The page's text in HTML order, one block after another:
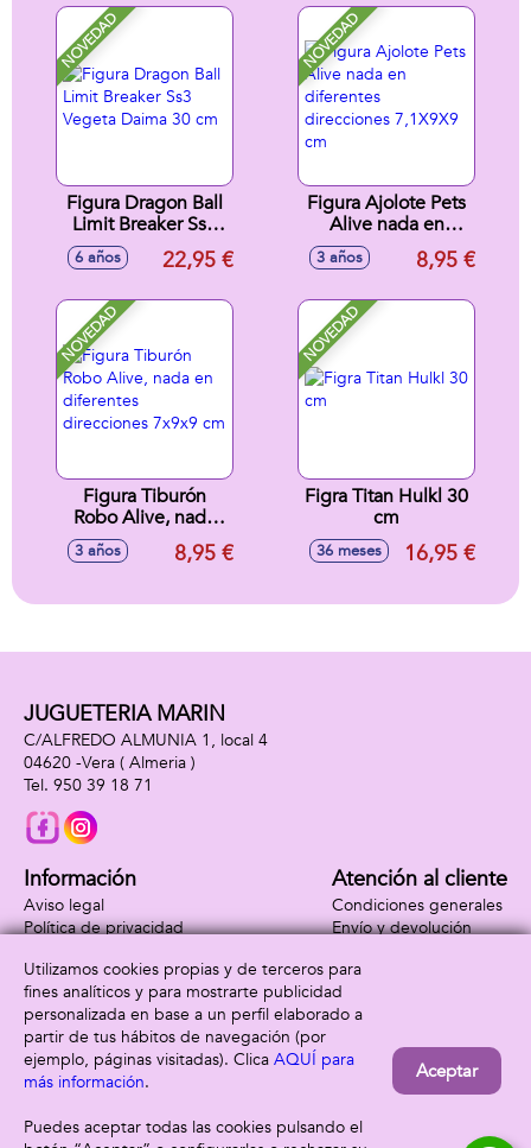
NOVEDAD
Figura Dragon Ball
Limit Breaker Ss3
Vegeta Daima 30
6 años 22,95 €
NOVEDAD
Figura Ajolote Pets
Alive nada en
diferentes
direcciones
3 años 8,95 €
NOVEDAD
Figura Tiburón
Robo Alive, nada
en diferentes
direcciones 7x9x9
3 años 8,95 €
NOVEDAD
Figra Titan Hulkl 30
cm
36 meses 16,95 €
JUGUETERIA MARIN
C/ALFREDO ALMUNIA 1, local 4
04620 -Vera ( Almeria )
950 39 18 71
Información
Aviso legal
Política de privacidad
Atención al cliente
Condiciones generales
Envío y devolución
Formas de pago
Utilizamos cookies propias y de terceros para
fines analíticos y para mostrarte publicidad
personalizada en base a un perfil elaborado a
partir de tus hábitos de navegación (por
ejemplo, páginas visitadas). Clica AQUÍ para
más información.
Puedes aceptar todas las cookies pulsando el
Aceptar